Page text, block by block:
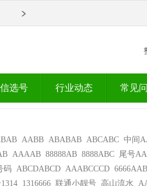
选号 行业动态 常见
AABB ABABAB ABCABC 中间
AAAAB 88888AB 8888ABC 尾号AA
码 ABCDABCD AAABCCCD
1316666 联通小靓号 高山流水